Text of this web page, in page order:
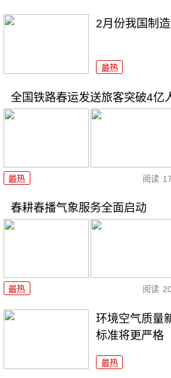
2月份我国制
最热
全国铁路春运发送旅客突破4亿
最热 阅读
春耕春播气象服务全面启动
最热 阅读
环境空气质量
标准将更严格
最热